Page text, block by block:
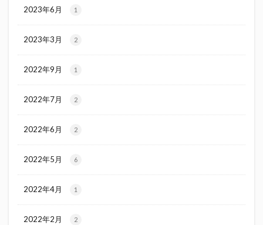
2023年6月 1
2023年3月 2
2022年9月 1
2022年7月 2
2022年6月 2
2022年5月 6
2022年4月 1
2022年2月 2